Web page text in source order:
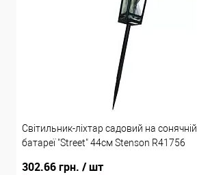
Світильник-ліхтар садовий на сонячній
батареї "Street" 44см Stenson R41756
302.66 грн. / шт